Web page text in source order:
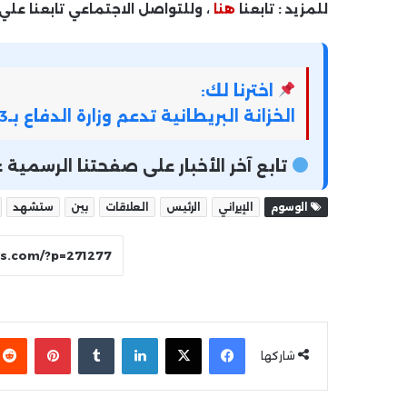
للمزيد : تابعنا هنا ، وللتواصل الاجتماعي تابعنا علي
اخترنا لك:
الخزانة البريطانية تدعم وزارة الدفاع بـ3 مليارات استرلينى زيادة فى الميزانية
تابع آخر الأخبار على صفحتنا
الوسوم الإيراني الرئيس العلاقات بين ستشهد
شاركها
فيسبوك
‫X لينكدإن